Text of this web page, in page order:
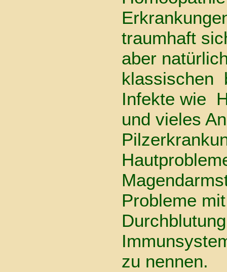
traumhaft
aber
klassischen
Infekte wie
und vieles
Probleme
zu nennen.